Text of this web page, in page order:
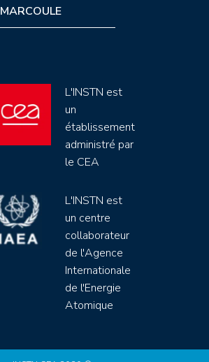
MARCOULE
L'INSTN est
un
établissement
administré par
le CEA
L'INSTN est
un centre
collaborateur
de l'Agence
Internationale
de l'Energie
Atomique